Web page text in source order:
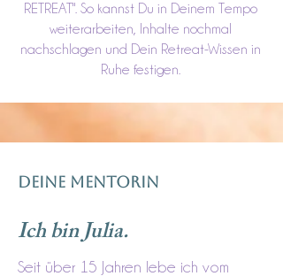
RETREAT". So kannst Du in Deinem Tempo
weiterarbeiten, Inhalte nochmal
nachschlagen und Dein Retreat-Wissen in
Ruhe festigen.
DEINE MENTORIN
Ich bin Julia.
Seit über 15 Jahren lebe ich vom